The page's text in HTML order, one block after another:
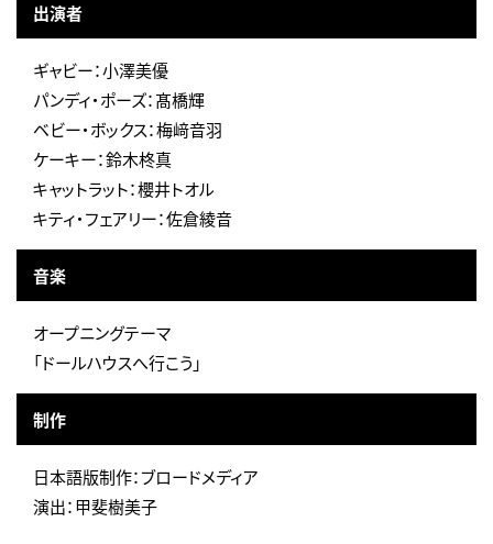
出演者
ギャビー：小澤美優
パンディ・ポーズ：髙橋輝
ベビー・ボックス：梅﨑音羽
ケーキー：鈴木柊真
キャットラット：櫻井トオル
キティ・フェアリー：佐倉綾音
音楽
オープニングテーマ
「ドールハウスへ行こう」
制作
日本語版制作：ブロードメディア
演出：甲斐樹美子